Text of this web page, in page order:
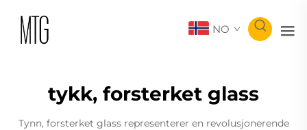
NO
tykk, forsterket glass
Tynn, forsterket glass representerer en revolusjonerende